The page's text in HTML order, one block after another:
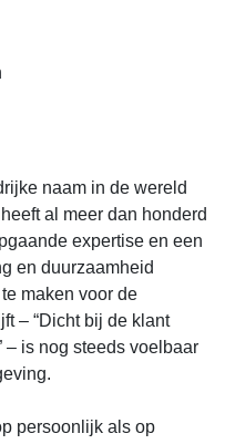
naam in de wereld
al meer dan honderd
expertise en een
en duurzaamheid
maken voor de
– “Dicht bij de klant
– is nog steeds voelbaar
persoonlijk als op